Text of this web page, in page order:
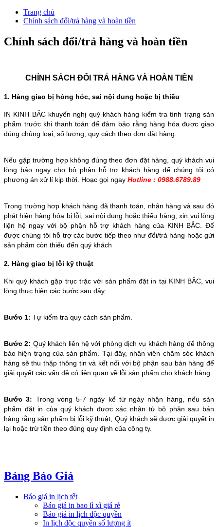
Trang chủ
Chính sách đổi/trả hàng và hoàn tiền
Chính sách đổi/trả hàng và hoàn tiền
CHÍNH SÁCH ĐỔI TRẢ HÀNG VÀ HOÀN TIỀN
1. Hàng giao bị hỏng hóc, sai nội dung hoặc bị thiếu
IN KINH BẮC khuyến nghị quý khách hàng kiểm tra tình trạng sản
phẩm trước khi thanh toán để đảm bảo rằng hàng hóa được giao
đúng chủng loại, số lượng, quy cách theo đơn đặt hàng.
Nếu gặp trường hợp không đúng theo đơn đặt hàng, quý khách vui
lòng báo ngay cho bộ phận hỗ trợ khách hàng để chúng tôi có
phương án xử lí kịp thời. Hoạc gọi ngay Hotline : 0988.6789.89
Trong trường hợp khách hàng đã thanh toán, nhận hàng và sau đó
phát hiện hàng hóa bị lỗi, sai nội dung hoặc thiếu hàng, xin vui lòng
liện hệ ngay với bộ phận hỗ trợ khách hàng của KINH BẮC. Để
được chúng tôi hỗ trợ các bước tiếp theo như đổi/trả hàng hoặc gửi
sản phẩm còn thiếu đến quý khách
2. Hàng giao bị lỗi kỹ thuật
Khi quý khách gặp trục trặc với sản phẩm đặt in tại KINH BẮC, vui
lòng thực hiện các bước sau đây:
Bước 1: Tự kiểm tra quy cách sản phẩm.
Bước 2: Quý khách liên hệ với phòng dịch vụ khách hàng để thông
báo hiện trạng của sản phẩm. Tại đây, nhân viên chăm sóc khách
hàng sẽ thu thập thông tin và kết nối với bộ phận sau bán hàng để
giải quyết các vấn đề có liên quan về lỗi sản phẩm cho khách hàng.
Bước 3: Trong vòng 5-7 ngày kể từ ngày nhận hàng, nếu sản
phẩm đặt in của quý khách được xác nhận từ bộ phận sau bán
hàng rằng sản phẩm bị lỗi kỹ thuật, Quý khách sẽ được giải quyết in
lại hoặc trừ tiền theo đúng quy định của công ty.
Bảng Báo Giá
Báo giá in lịch tết
Báo giá in bao lì xì giá rẻ
Báo giá in lịch độc quyền
In lịch độc quyền số lượng ít